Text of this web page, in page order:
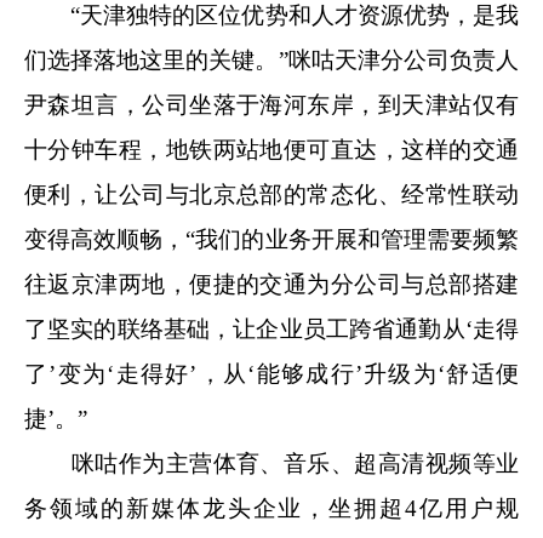
“天津独特的区位优势和人才资源优势，是我
们选择落地这里的关键。”咪咕天津分公司负责人
尹森坦言，公司坐落于海河东岸，到天津站仅有
十分钟车程，地铁两站地便可直达，这样的交通
便利，让公司与北京总部的常态化、经常性联动
变得高效顺畅，“我们的业务开展和管理需要频繁
往返京津两地，便捷的交通为分公司与总部搭建
了坚实的联络基础，让企业员工跨省通勤从‘走得
了’变为‘走得好’，从‘能够成行’升级为‘舒适便
捷’。”
咪咕作为主营体育、音乐、超高清视频等业
务领域的新媒体龙头企业，坐拥超4亿用户规